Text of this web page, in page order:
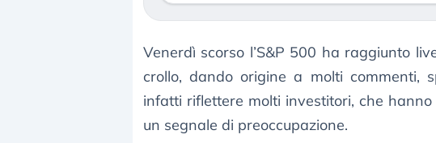
Venerdì scorso l’S&P 500 ha raggiunto
crollo, dando origine a molti commenti,
infatti riflettere molti investitori, che
un segnale di preoccupazione.